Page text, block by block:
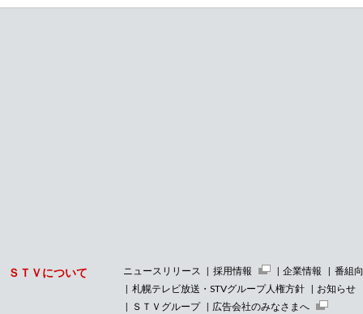
ＳＴＶについて ニュースリリース 採用情報 企業情報
番組
札幌テレビ放送・STVグループ人権方針
お知らせ
ＳＴＶグループ
広告会社のみなさまへ